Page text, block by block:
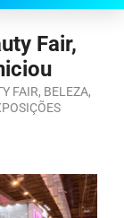
Fair,
FAIR, BELEZA,